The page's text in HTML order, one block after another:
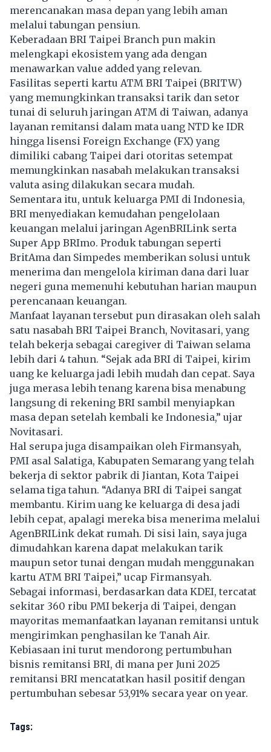
merencanakan masa depan yang lebih aman
melalui tabungan pensiun.
Keberadaan BRI Taipei Branch pun makin
melengkapi ekosistem yang ada dengan
menawarkan value added yang relevan.
Fasilitas seperti kartu ATM BRI Taipei (BRITW)
yang memungkinkan transaksi tarik dan setor
tunai di seluruh jaringan ATM di Taiwan, adanya
layanan remitansi dalam mata uang NTD ke IDR
hingga lisensi Foreign Exchange (FX) yang
dimiliki cabang Taipei dari otoritas setempat
memungkinkan nasabah melakukan transaksi
valuta asing dilakukan secara mudah.
Sementara itu, untuk keluarga PMI di Indonesia,
BRI menyediakan kemudahan pengelolaan
keuangan melalui jaringan AgenBRILink serta
Super App BRImo. Produk tabungan seperti
BritAma dan Simpedes memberikan solusi untuk
menerima dan mengelola kiriman dana dari luar
negeri guna memenuhi kebutuhan harian maupun
perencanaan keuangan.
Manfaat layanan tersebut pun dirasakan oleh salah
satu nasabah BRI Taipei Branch, Novitasari, yang
telah bekerja sebagai caregiver di Taiwan selama
lebih dari 4 tahun. “Sejak ada BRI di Taipei, kirim
uang ke keluarga jadi lebih mudah dan cepat. Saya
juga merasa lebih tenang karena bisa menabung
langsung di rekening BRI sambil menyiapkan
masa depan setelah kembali ke Indonesia,” ujar
Novitasari.
Hal serupa juga disampaikan oleh Firmansyah,
PMI asal Salatiga, Kabupaten Semarang yang telah
bekerja di sektor pabrik di Jiantan, Kota Taipei
selama tiga tahun. “Adanya BRI di Taipei sangat
membantu. Kirim uang ke keluarga di desa jadi
lebih cepat, apalagi mereka bisa menerima melalui
AgenBRILink dekat rumah. Di sisi lain, saya juga
dimudahkan karena dapat melakukan tarik
maupun setor tunai dengan mudah menggunakan
kartu ATM BRI Taipei,” ucap Firmansyah.
Sebagai informasi, berdasarkan data KDEI, tercatat
sekitar 360 ribu PMI bekerja di Taipei, dengan
mayoritas memanfaatkan layanan remitansi untuk
mengirimkan penghasilan ke Tanah Air.
Kebiasaan ini turut mendorong pertumbuhan
bisnis remitansi BRI, di mana per Juni 2025
remitansi BRI mencatatkan hasil positif dengan
pertumbuhan sebesar 53,91% secara year on year.
Tags: